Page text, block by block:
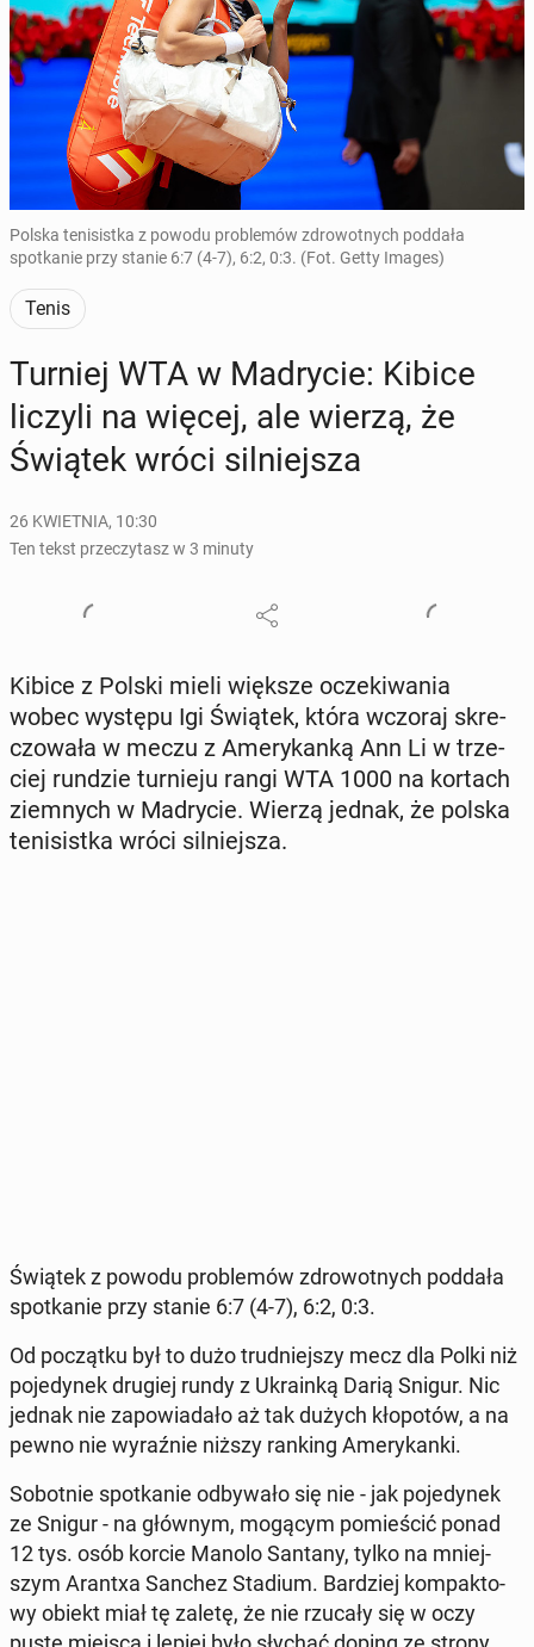
Polska tenisistka z powodu problemów zdrowotnych poddała
spotkanie przy stanie 6:7 (4-7), 6:2, 0:3. (Fot. Getty Images)
Tenis
Turniej WTA w Ma­dry­cie: Kibice
liczyli na więcej, ale wierzą, że
Świątek wróci sil­niej­sza
26 KWIETNIA, 10:30
Ten tekst przeczytasz w 3 minuty
Kibice z Polski mieli większe ocze­ki­wa­nia
wobec występu Igi Świątek, która wczoraj skre­
czo­wa­ła w meczu z Ame­ry­kan­ką Ann Li w trze­
ciej rundzie tur­nie­ju rangi WTA 1000 na kortach
ziem­nych w Ma­dry­cie. Wierzą jednak, że polska
te­ni­sist­ka wróci sil­niej­sza.
Świątek z powodu pro­ble­mów zdro­wot­nych poddała
spo­tka­nie przy stanie 6:7 (4-7), 6:2, 0:3.
Od po­cząt­ku był to dużo trud­niej­szy mecz dla Polki niż
po­je­dy­nek drugiej rundy z Ukra­in­ką Darią Snigur. Nic
jednak nie za­po­wia­da­ło aż tak dużych kło­po­tów, a na
pewno nie wy­raź­nie niższy ranking Ame­ry­kan­ki.
So­bot­nie spo­tka­nie od­by­wa­ło się nie - jak po­je­dy­nek
ze Snigur - na głównym, mogącym po­mie­ścić ponad
12 tys. osób korcie Manolo Santany, tylko na mniej­
szym Arantxa Sanchez Stadium. Bar­dziej kom­pak­to­
wy obiekt miał tę zaletę, że nie rzucały się w oczy